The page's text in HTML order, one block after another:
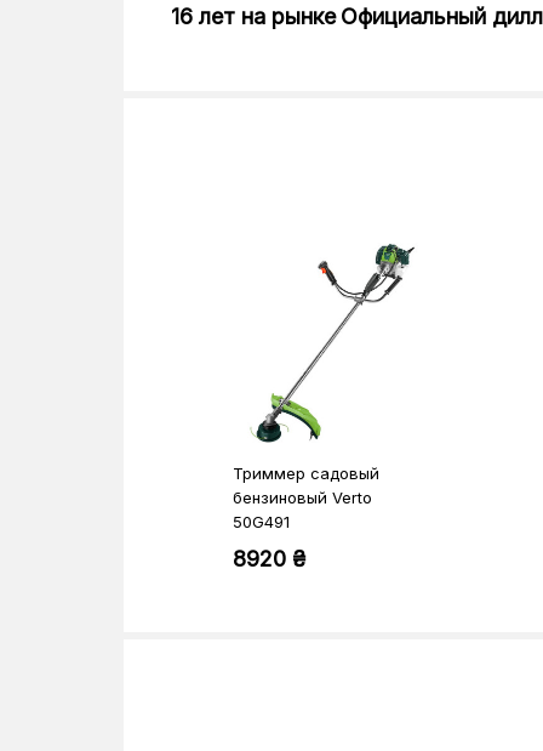
16 лет на рынке Официальный
Триммер садовый
бензиновый Verto
50G491
8920 ₴